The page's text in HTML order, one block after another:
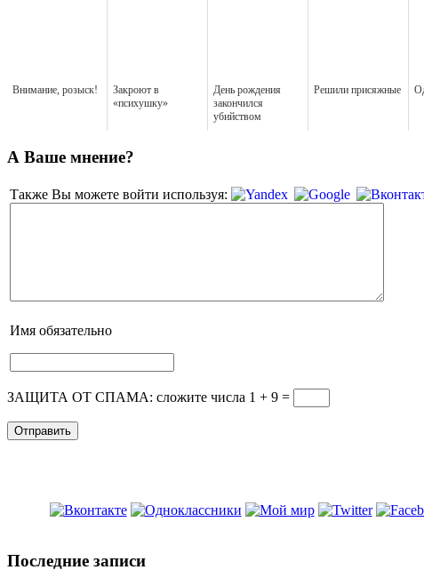
Внимание, розыск!
Закроют в
«психушку»
День рождения
закончился
убийством
Решили присяжные
А Ваше мнение?
Также Вы можете войти используя:
Имя обязательно
ЗАЩИТА ОТ СПАМА: сложите числа 1 + 9 =
Последние записи